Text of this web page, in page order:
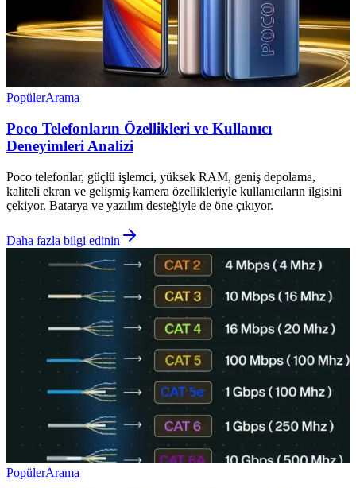
PopülerArama
Poco Telefonların Özellikleri ve Kullanıcı
Deneyimleri Analizi
Poco telefonlar, güçlü işlemci, yüksek RAM, geniş depolama,
kaliteli ekran ve gelişmiş kamera özellikleriyle kullanıcıların ilgisini
çekiyor. Batarya ve yazılım desteğiyle de öne çıkıyor.
Daha fazla bilgi edinin
PopülerArama